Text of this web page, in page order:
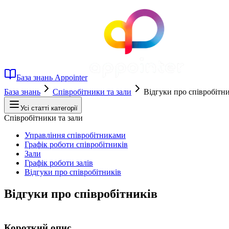
База знань Appointer
База знань
Співробітники та зали Відгуки про
Усі статті категорії
Співробітники та зали
Управління співробітниками
Графік роботи співробітників
Зали
Графік роботи залів
Відгуки про співробітників
Відгуки про співробітників